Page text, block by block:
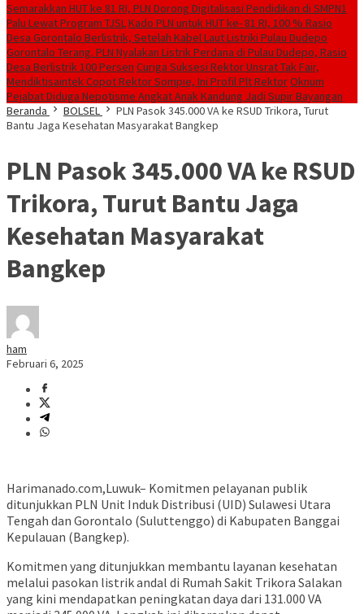
Semarakkan HUT ke 81 RI, PLN Dorong Digitalisasi Pendidikan di SMPN1
Palu Lewat Program TJSLKado PLN untuk HUT ke- 81 RI, 100 % Rasio
Desa Gorontalo Berlistrik, Setelah Kabel Laut Listriki Pulau Dudepo
Gorontalo Terang. PLN Nyalakan Listrik Perdana di Pulau Dudepo, Rasio
Desa Berlistrik 100 Persen Curiga Suksesi Rektor Unsrat Tak Fair,
Mendiktisaintek Copot Rektor Sompie, Ini Profil Plt RektorOknum
Pejabat Diduga Nepotisme Angkat Anak Kandung Jadi Supir Bayangan
Beranda
BOLSEL
PLN Pasok 345.000 VA ke RSUD Trikora, Turut
Bantu Jaga Kesehatan Masyarakat Bangkep
PLN Pasok 345.000 VA ke RSUD
Trikora, Turut Bantu Jaga
Kesehatan Masyarakat
Bangkep
ham
Februari 6, 2025
Harimanado.com,Luwuk– Komitmen pelayanan publik
ditunjukkan PLN Unit Induk Distribusi (UID) Sulawesi Utara
Tengah dan Gorontalo (Suluttenggo) di Kabupaten Banggai
Kepulauan (Bangkep).
Komitmen yang ditunjukkan membantu layanan kesehatan
melalui pasokan listrik andal di Rumah Sakit Trikora Salakan
yang kini mendapatkan peningkatan daya dari 131.000 VA